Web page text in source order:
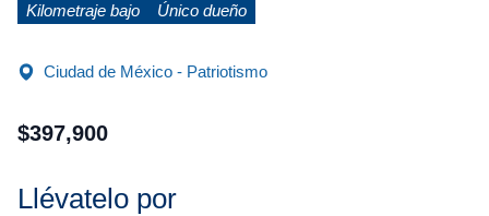
Kilometraje bajo Único dueño
Ciudad de México - Patriotismo
$397,900
Llévatelo por